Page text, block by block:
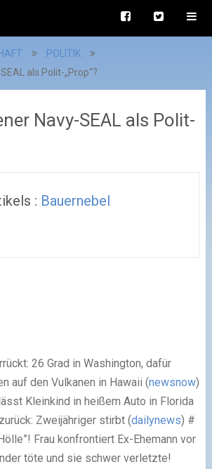
POLITIK
als Polit-„Prop“?
Navy-SEAL als Polit-
: Bauernebel
26 Grad in Washington, dafür
auf den Vulkanen in Hawaii (newsnow)
Kleinkind in heißem Auto in Florida
Zweijähriger stirbt (dailynews) #
Frau konfrontiert Ex-Ehemann vor
töte und sie schwer verletzte!